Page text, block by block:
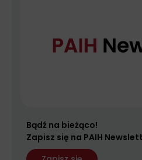
Bądź na bieżąco!
Zapisz się na PAIH